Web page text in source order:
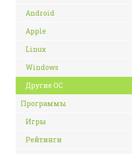
Android
Apple
Linux
Windows
Другие ОС
Программы
Игры
Рейтинги